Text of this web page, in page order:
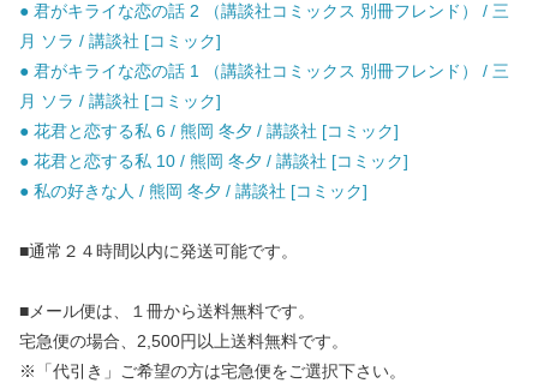
● 君がキライな恋の話 2 （講談社コミックス 別冊フレンド） / 三
月 ソラ / 講談社 [コミック]
● 君がキライな恋の話 1 （講談社コミックス 別冊フレンド） / 三
月 ソラ / 講談社 [コミック]
● 花君と恋する私 6 / 熊岡 冬夕 / 講談社 [コミック]
● 花君と恋する私 10 / 熊岡 冬夕 / 講談社 [コミック]
● 私の好きな人 / 熊岡 冬夕 / 講談社 [コミック]
■通常２４時間以内に発送可能です。
■メール便は、１冊から送料無料です。
宅急便の場合、2,500円以上送料無料です。
※「代引き」ご希望の方は宅急便をご選択下さい。